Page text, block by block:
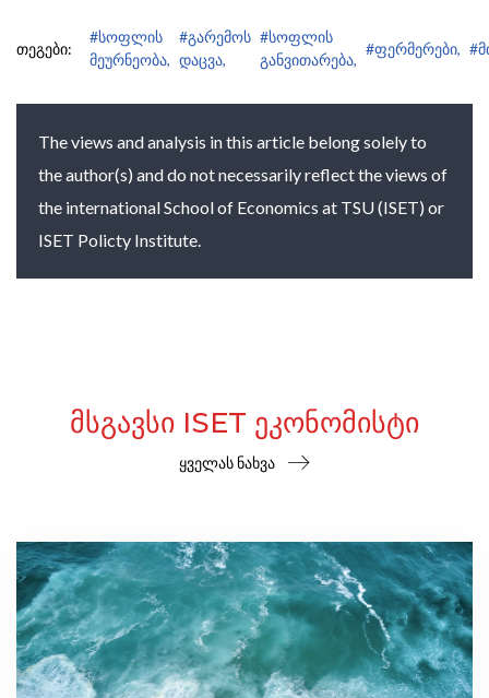
თეგები:
#სოფლის
მეურნეობა,
#გარემოს
დაცვა,
#სოფლის
განვითარება,
#ფერმერები,
The views and analysis in this article belong solely to
the author(s) and do not necessarily reflect the views of
the international School of Economics at TSU (ISET) or
ISET Policty Institute.
ᲛᲡᲒᲐᲕᲡᲘ ISET ᲔᲙᲝᲜᲝᲛᲘᲡᲢᲘ
ყველას ნახვა